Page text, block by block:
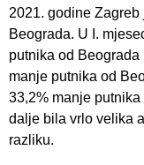
2021. godine
Beograda. U I.
putnika od
manje putnika od
33,2% manje
dalje bila vrlo velika
razliku.